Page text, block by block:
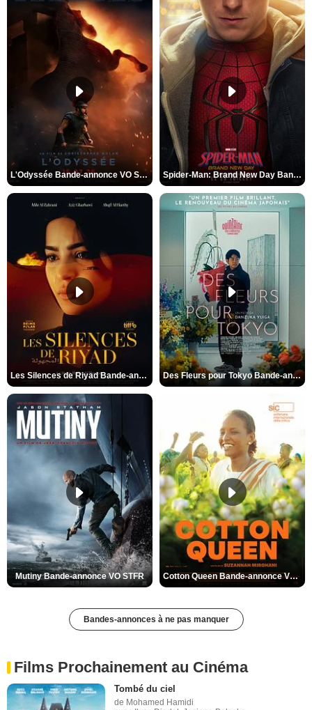
L'Odyssée Bande-annonce VO STFR Spider-Man: Brand New Day Bande-annonce VO STFR
Les Silences de Riyad Bande-annonce VO STFR Des Fleurs pour Tokyo Bande-annonce VO STFR
Mutiny Bande-annonce VO STFR Cotton Queen Bande-annonce VO STFR
Bandes-annonces à ne pas manquer
Films Prochainement au Cinéma
Tombé du ciel
de Mohamed Hamidi